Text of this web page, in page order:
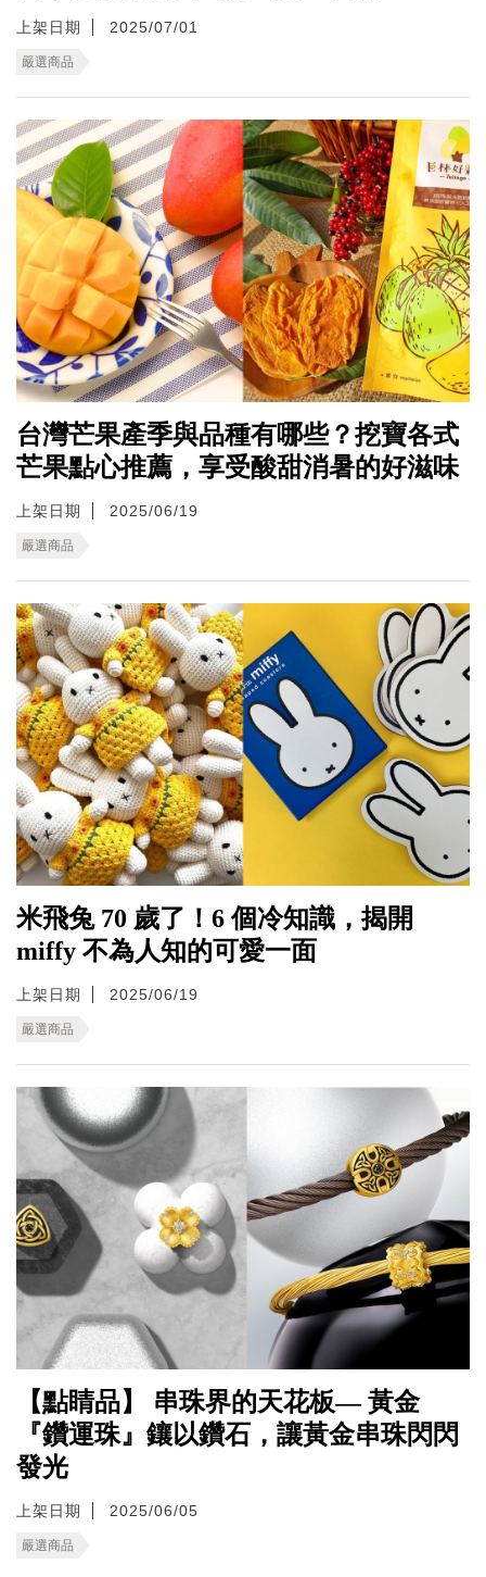
上架日期 2025/07/01
嚴選商品
台灣芒果產季與品種有哪些？挖寶各式
芒果點心推薦，享受酸甜消暑的好滋味
上架日期 2025/06/19
嚴選商品
米飛兔 70 歲了！6 個冷知識，揭開
miffy 不為人知的可愛一面
上架日期 2025/06/19
嚴選商品
【點睛品】 串珠界的天花板— 黃金
『鑽運珠』鑲以鑽石，讓黃金串珠閃閃
發光
上架日期 2025/06/05
嚴選商品